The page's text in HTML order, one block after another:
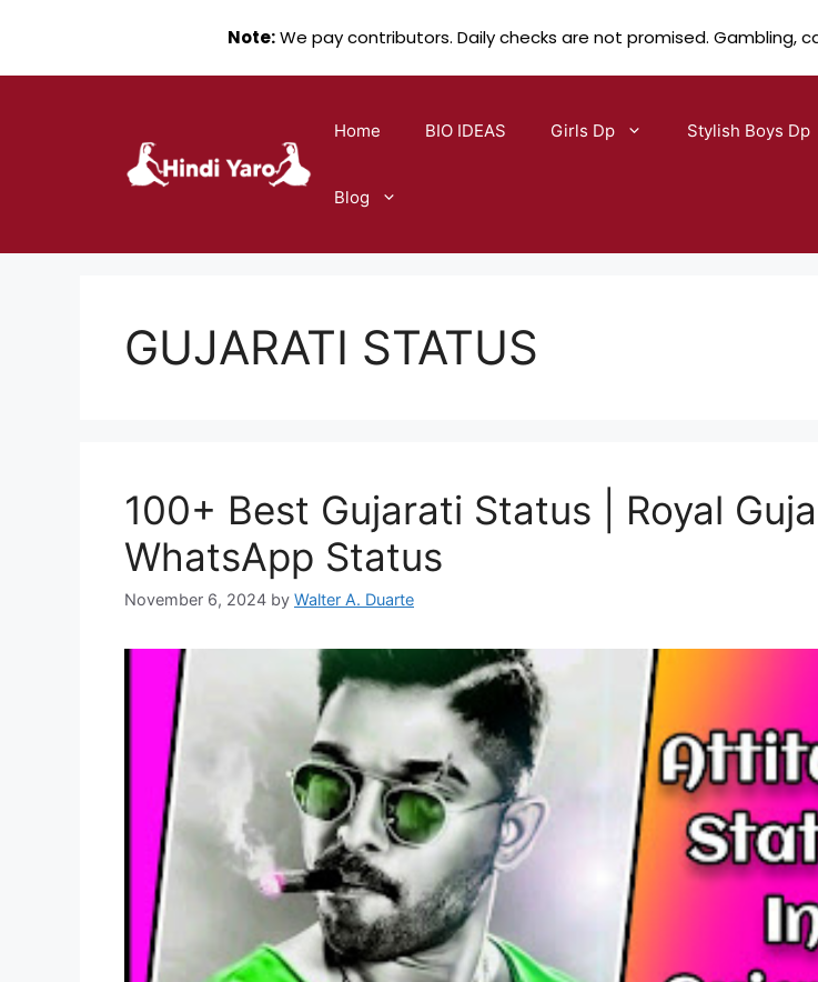
Home BIO IDEAS Girls Dp Stylish Boys Dp
Blog
GUJARATI STATUS
100+ Best Gujarati Status | Royal
WhatsApp Status
November 6, 2024 by Walter A. Duarte
Note:We pay contributors. Daily checks are not promised. Gambling,